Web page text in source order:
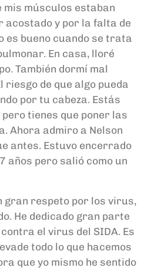
mis músculos estaban
acostado y por la falta de
es bueno cuando se trata
En casa, lloré
También dormí mal
riesgo de que algo pueda
por tu cabeza. Estás
tienes que poner las
Ahora admiro a Nelson
antes. Estuvo encerrado
años pero salió como un
gran respeto por los virus,
He dedicado gran parte
el virus del SIDA. Es
todo lo que hacemos
que yo mismo he sentido